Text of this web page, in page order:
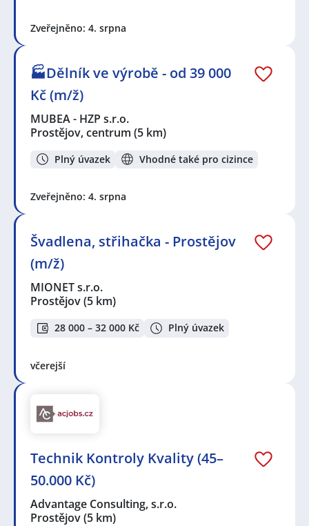
Zveřejněno: 4. srpna
🏭Dělník ve výrobě - od 39 000
Kč (m/ž)
MUBEA - HZP s.r.o.
Prostějov, centrum (5 km)
Plný úvazek Vhodné také pro cizince
Zveřejněno: 4. srpna
Švadlena, střihačka - Prostějov
(m/ž)
MIONET s.r.o.
Prostějov(5 km)
28 000 – 32 000 Kč Plný úvazek
včerejší
Technik Kontroly Kvality (45–
50.000 Kč)
Advantage Consulting, s.r.o.
Prostějov(5 km)